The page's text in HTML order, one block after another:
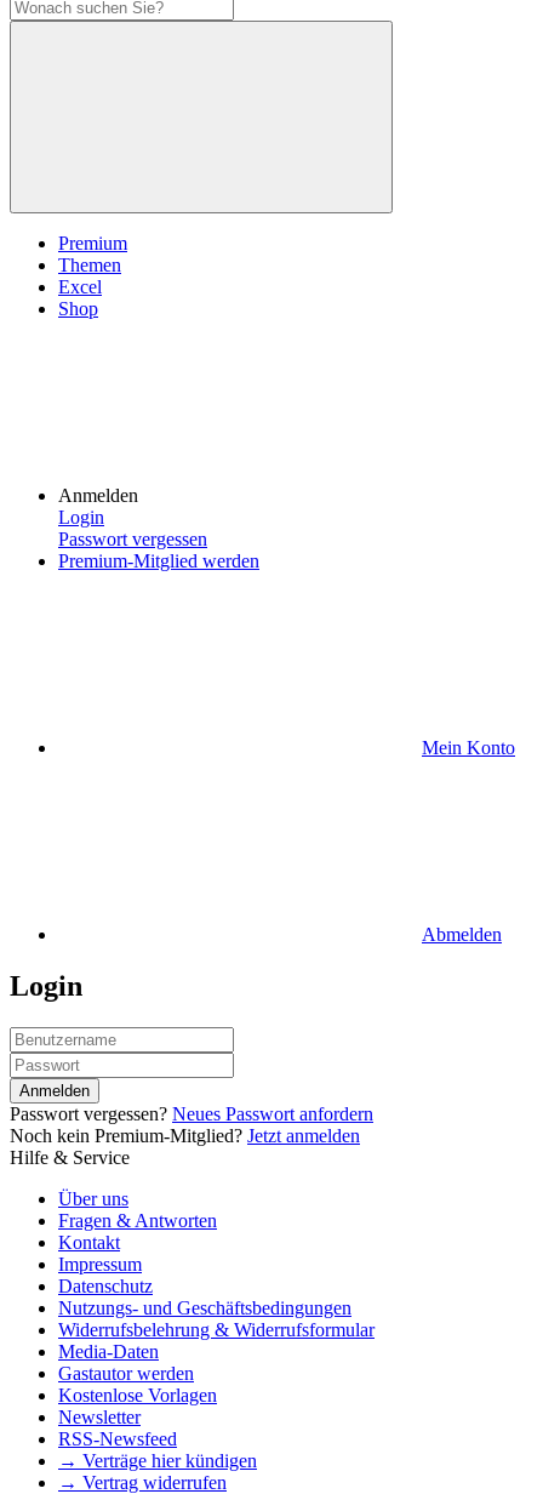
Premium
Themen
Excel
Shop
Anmelden
Login
Passwort vergessen
Premium-Mitglied werden
Mein Konto
Abmelden
Login
Anmelden
Passwort vergessen? Neues Passwort anfordern
Noch kein Premium-Mitglied? Jetzt anmelden
Hilfe & Service
Über uns
Fragen & Antworten
Kontakt
Impressum
Datenschutz
Nutzungs- und Geschäftsbedingungen
Widerrufsbelehrung & Widerrufsformular
Media-Daten
Gastautor werden
Kostenlose Vorlagen
Newsletter
RSS-Newsfeed
→ Verträge hier kündigen
→ Vertrag widerrufen